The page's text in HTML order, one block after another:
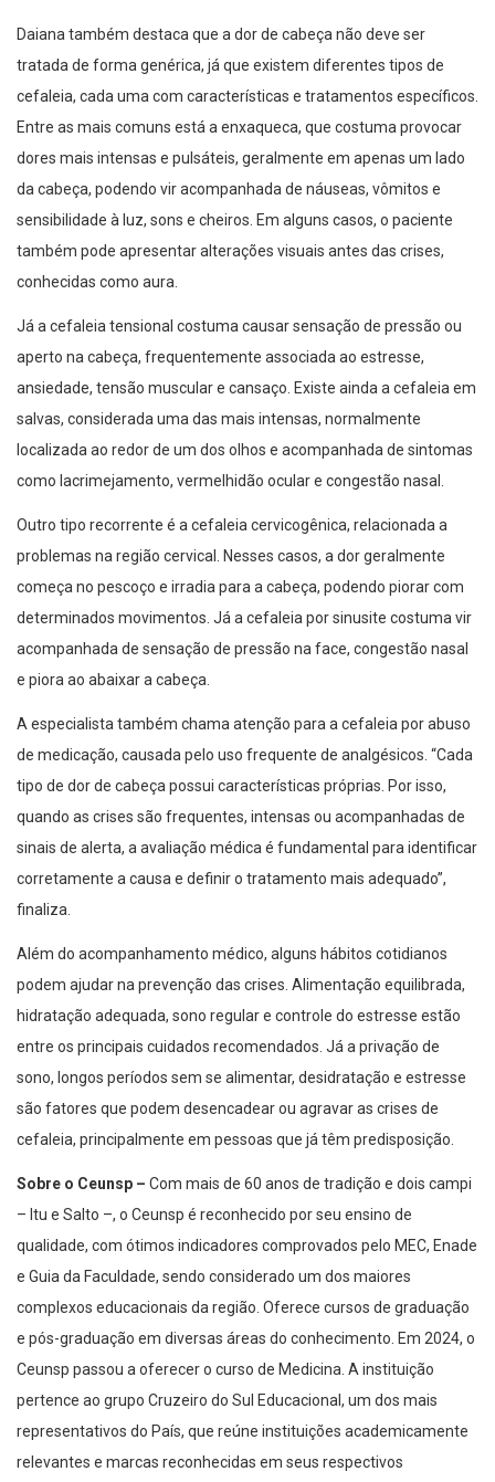
Daiana também destaca que a dor de cabeça não deve ser
tratada de forma genérica, já que existem diferentes tipos de
cefaleia, cada uma com características e tratamentos específicos.
Entre as mais comuns está a enxaqueca, que costuma provocar
dores mais intensas e pulsáteis, geralmente em apenas um lado
da cabeça, podendo vir acompanhada de náuseas, vômitos e
sensibilidade à luz, sons e cheiros. Em alguns casos, o paciente
também pode apresentar alterações visuais antes das crises,
conhecidas como aura.
Já a cefaleia tensional costuma causar sensação de pressão ou
aperto na cabeça, frequentemente associada ao estresse,
ansiedade, tensão muscular e cansaço. Existe ainda a cefaleia em
salvas, considerada uma das mais intensas, normalmente
localizada ao redor de um dos olhos e acompanhada de sintomas
como lacrimejamento, vermelhidão ocular e congestão nasal.
Outro tipo recorrente é a cefaleia cervicogênica, relacionada a
problemas na região cervical. Nesses casos, a dor geralmente
começa no pescoço e irradia para a cabeça, podendo piorar com
determinados movimentos. Já a cefaleia por sinusite costuma vir
acompanhada de sensação de pressão na face, congestão nasal
e piora ao abaixar a cabeça.
A especialista também chama atenção para a cefaleia por abuso
de medicação, causada pelo uso frequente de analgésicos. “Cada
tipo de dor de cabeça possui características próprias. Por isso,
quando as crises são frequentes, intensas ou acompanhadas de
sinais de alerta, a avaliação médica é fundamental para identificar
corretamente a causa e definir o tratamento mais adequado”,
finaliza.
Além do acompanhamento médico, alguns hábitos cotidianos
podem ajudar na prevenção das crises. Alimentação equilibrada,
hidratação adequada, sono regular e controle do estresse estão
entre os principais cuidados recomendados. Já a privação de
sono, longos períodos sem se alimentar, desidratação e estresse
são fatores que podem desencadear ou agravar as crises de
cefaleia, principalmente em pessoas que já têm predisposição.
Sobre o Ceunsp – Com mais de 60 anos de tradição e dois campi
– Itu e Salto –, o Ceunsp é reconhecido por seu ensino de
qualidade, com ótimos indicadores comprovados pelo MEC, Enade
e Guia da Faculdade, sendo considerado um dos maiores
complexos educacionais da região. Oferece cursos de graduação
e pós-graduação em diversas áreas do conhecimento. Em 2024, o
Ceunsp passou a oferecer o curso de Medicina. A instituição
pertence ao grupo Cruzeiro do Sul Educacional, um dos mais
representativos do País, que reúne instituições academicamente
relevantes e marcas reconhecidas em seus respectivos